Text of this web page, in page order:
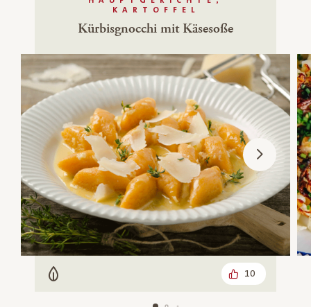
KARTOFFEL
Kürbisgnocchi mit Käsesoße
Vegetarisch 10